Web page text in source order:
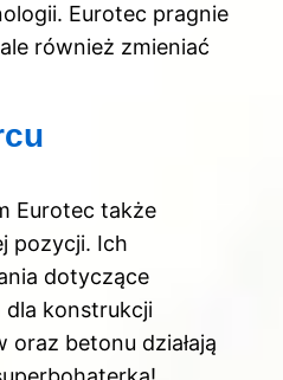
Eurotec pragnie
również zmieniać
Eurotec także
pozycji. Ich
dotyczące
konstrukcji
betonu działają